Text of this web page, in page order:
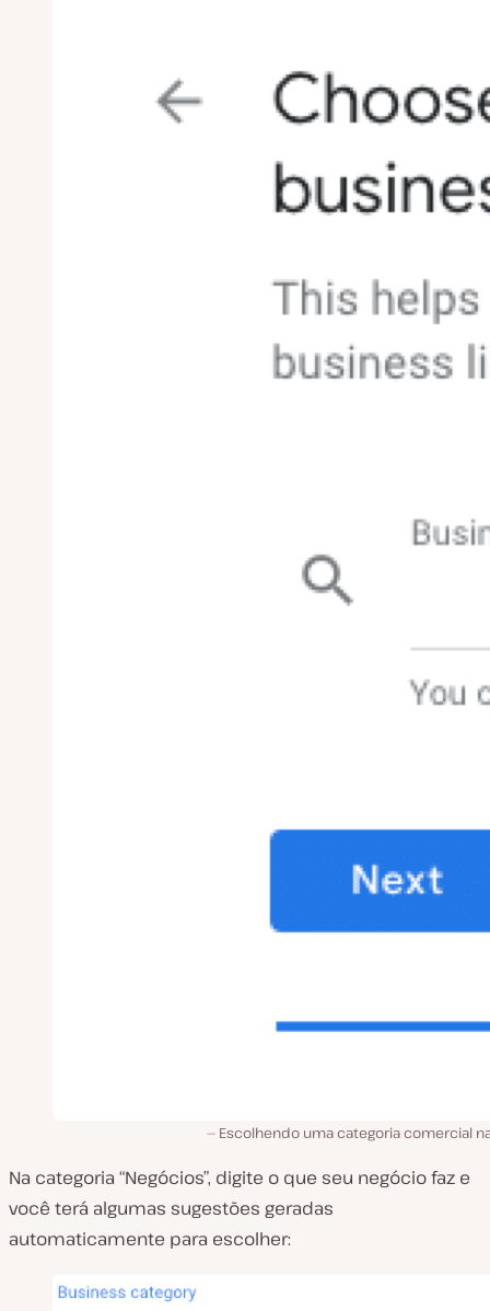
Escolhendo uma categoria comercial
Na categoria “Negócios”, digite o que seu negócio faz e
você terá algumas sugestões geradas
automaticamente para escolher: